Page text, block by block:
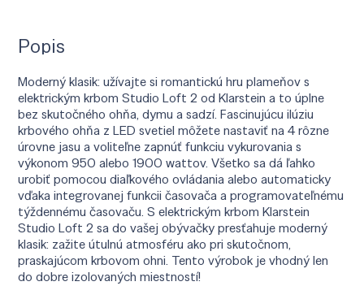
Popis
Moderný klasik: užívajte si romantickú hru plameňov s
elektrickým krbom Studio Loft 2 od Klarstein a to úplne
bez skutočného ohňa, dymu a sadzí. Fascinujúcu ilúziu
krbového ohňa z LED svetiel môžete nastaviť na 4 rôzne
úrovne jasu a voliteľne zapnúť funkciu vykurovania s
výkonom 950 alebo 1900 wattov. Všetko sa dá ľahko
urobiť pomocou diaľkového ovládania alebo automaticky
vďaka integrovanej funkcii časovača a programovateľnému
týždennému časovaču. S elektrickým krbom Klarstein
Studio Loft 2 sa do vašej obývačky presťahuje moderný
klasik: zažite útulnú atmosféru ako pri skutočnom,
praskajúcom krbovom ohni. Tento výrobok je vhodný len
do dobre izolovaných miestností!